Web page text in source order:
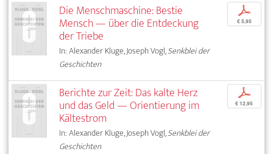
Die Menschmaschine: Bestie
Mensch — über die Entdeckung
der Triebe
In: Alexander Kluge, Joseph Vogl,Senkblei der
Geschichten
p
€ 5,95
Berichte zur Zeit: Das kalte Herz
und das Geld — Orientierung im
Kältestrom
In: Alexander Kluge, Joseph Vogl,Senkblei der
Geschichten
p
€ 12,95